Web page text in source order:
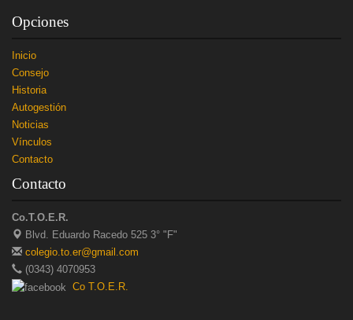
Opciones
Inicio
Consejo
Historia
Autogestión
Noticias
Vínculos
Contacto
Contacto
Co.T.O.E.R.
Blvd. Eduardo Racedo 525 3° "F"
colegio.to.er@gmail.com
(0343) 4070953
Co T.O.E.R.